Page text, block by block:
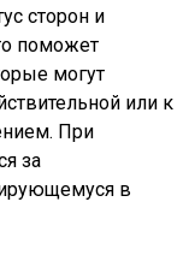
сторон и
поможет
могут
или к
При
за
в